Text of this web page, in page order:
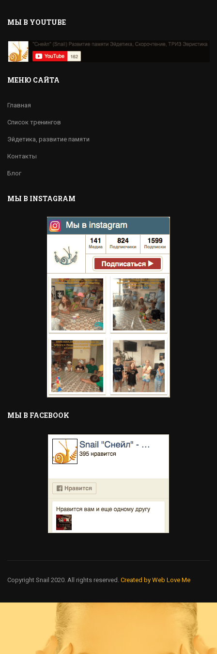
MЫ В YOUTUBE
МЕНЮ САЙТА
Главная
Список тренингов
Эйдетика, развитие памяти
Контакты
Блог
МЫ В INSTAGRAM
MЫ В FACEBOOK
Copyright Snail 2020. All rights reserved. Created by Web Love Me